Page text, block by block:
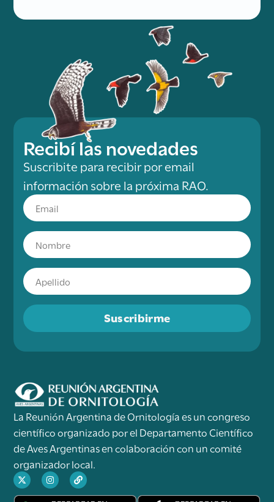
Recibí las novedades
Suscribite para recibir por email
información sobre la próxima RAO.
Suscribirme
La Reunión Argentina de Ornitología es un congreso
científico organizado por el Departamento Científico
de Aves Argentinas en colaboración con un comité
organizador local.